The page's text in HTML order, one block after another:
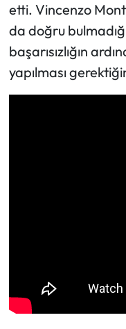
etti. Vincenzo
da doğru
başarısızlığın
yapılması